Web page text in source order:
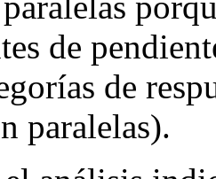
de
de
paralelas).